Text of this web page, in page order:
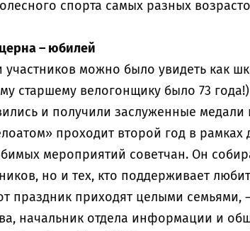
спорта самых разных
– юбилей
участников можно было увидеть как
старшему велогонщику было 73
и получили заслуженные
проходит второй год в рамках
мероприятий советчан. Он
но и тех, кто поддерживает
праздник приходят целыми
начальник отдела информации и